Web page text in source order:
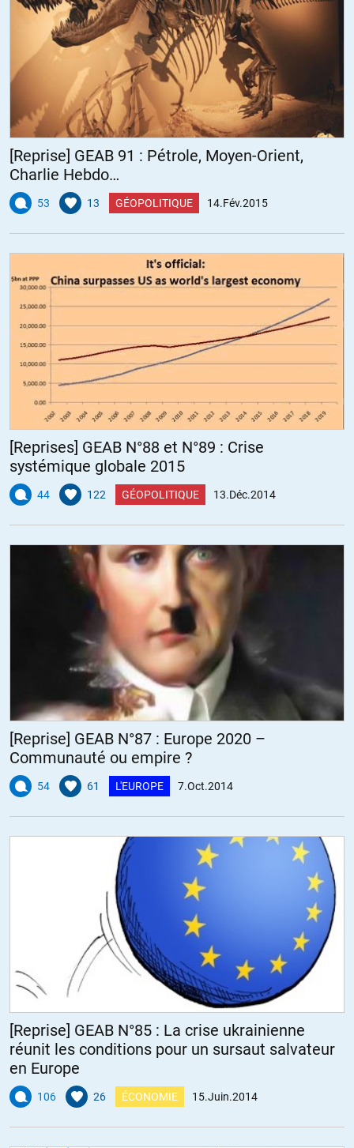
[Reprise] GEAB 91 : Pétrole, Moyen-Orient,
Charlie Hebdo…
53 13 GÉOPOLITIQUE 14.Fév.2015
[Reprises] GEAB N°88 et N°89 : Crise
systémique globale 2015
44 122 GÉOPOLITIQUE 13.Déc.2014
[Reprise] GEAB N°87 : Europe 2020 –
Communauté ou empire ?
54 61 L'EUROPE 7.Oct.2014
[Reprise] GEAB N°85 : La crise ukrainienne
réunit les conditions pour un sursaut salvateur
en Europe
106 26 ÉCONOMIE 15.Juin.2014